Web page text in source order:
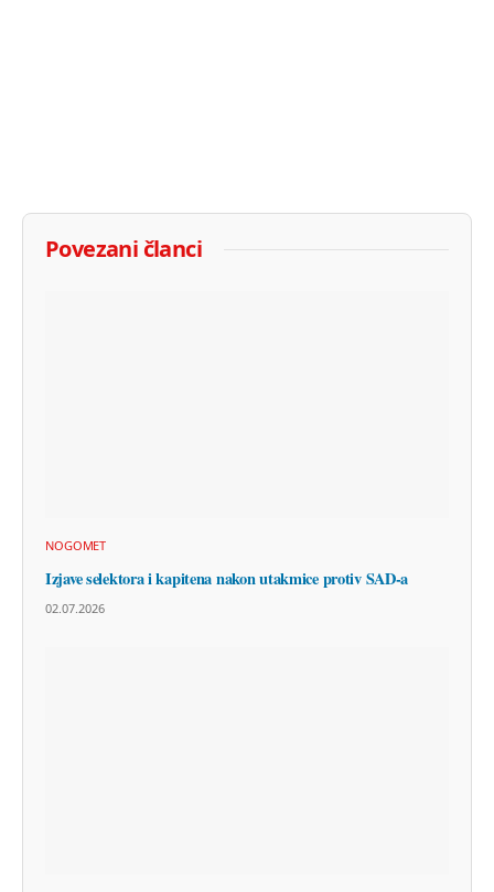
Povezani članci
NOGOMET
Izjave selektora i kapitena nakon utakmice protiv SAD-a
02.07.2026